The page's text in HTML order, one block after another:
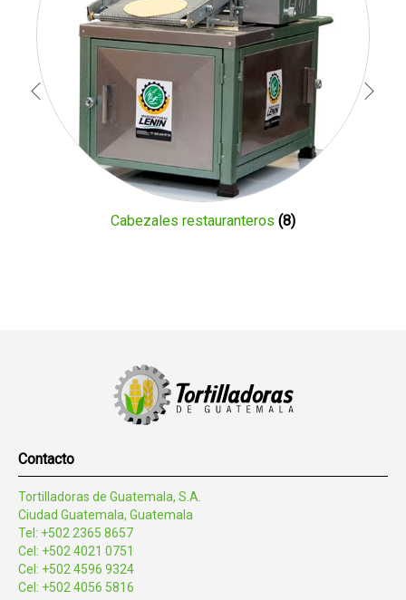
Cabezales restauranteros (8)
Contacto
Tortilladoras de Guatemala, S.A.
Ciudad Guatemala, Guatemala
Tel: +502 2365 8657
Cel: +502 4021 0751
Cel: +502 4596 9324
Cel: +502 4056 5816